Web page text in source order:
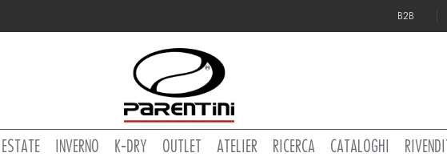
B2B
ESTATE INVERNO K-DRY OUTLET ATELIER RICERCA CATALOGHI